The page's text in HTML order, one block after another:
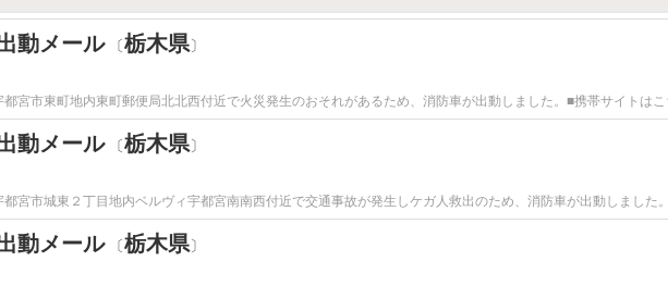
動メール〔栃木県〕
都宮市東町地内東町郵便局北北西付近で火災発生のおそれがあるため、消防車が出動しました。■携帯サイトは
動メール〔栃木県〕
都宮市城東２丁目地内ベルヴィ宇都宮南南西付近で交通事故が発生しケガ人救出のため、消防車が出動しました
動メール〔栃木県〕